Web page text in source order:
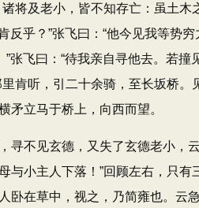
将及老小，皆不知存亡：虽土
反乎？”张飞曰：“他今见我等势
张飞曰：“待我亲自寻他去。若
肯听，引二十余骑，至长坂桥
矛立马于桥上，向西而望。
见玄德，又失了玄德老小，
小主人下落！”回顾左右，只
在草中，视之，乃简雍也。云